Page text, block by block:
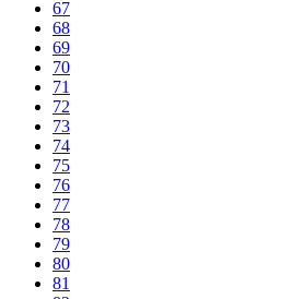
67
68
69
70
71
72
73
74
75
76
77
78
79
80
81